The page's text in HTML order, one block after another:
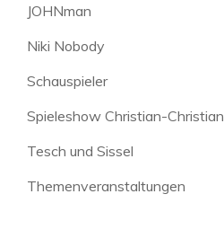
JOHNman
Niki Nobody
Schauspieler
Spieleshow Christian-Christian
Tesch und Sissel
Themenveranstaltungen